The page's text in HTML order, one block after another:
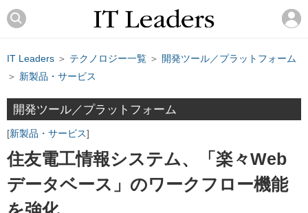
IT Leaders ＞ テクノロジー一覧 ＞ 開発ツール／プラットフォーム
＞ 新製品・サービス
開発ツール／プラットフォーム
新製品・サービス
住友電工情報システム、「楽々Web
データベース」のワークフロー機能